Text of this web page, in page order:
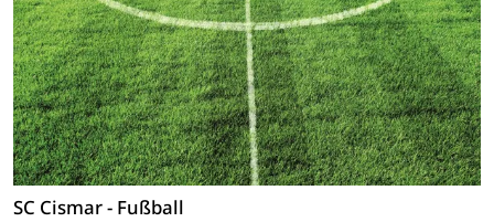
SC Cismar - Fußball